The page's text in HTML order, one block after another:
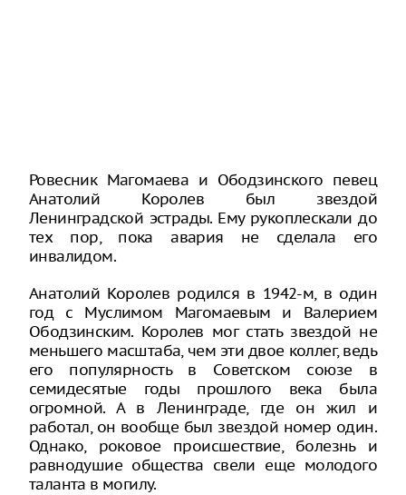
Ровесник Магомаева и Ободзинского певец
Анатолий Королев был звездой
Ленинградской эстрады. Ему рукоплескали до
тех пор, пока авария не сделала его
инвалидом.
Анатолий Королев родился в 1942-м, в один
год с Муслимом Магомаевым и Валерием
Ободзинским. Королев мог стать звездой не
меньшего масштаба, чем эти двое коллег, ведь
его популярность в Советском союзе в
семидесятые годы прошлого века была
огромной. А в Ленинграде, где он жил и
работал, он вообще был звездой номер один.
Однако, роковое происшествие, болезнь и
равнодушие общества свели еще молодого
таланта в могилу.